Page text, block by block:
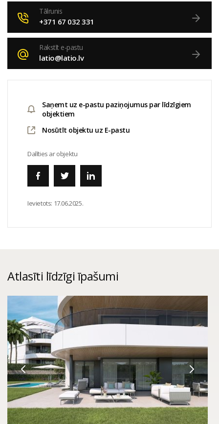
Tālrunis
+371 67 032 331
Rakstīt e-pastu
latio@latio.lv
Saņemt uz e-pastu paziņojumus par līdzīgiem
objektiem
Nosūtīt objektu uz E-pastu
Dalīties ar objektu
Ievietots: 17.06.2025.
Atlasīti līdzīgi īpašumi